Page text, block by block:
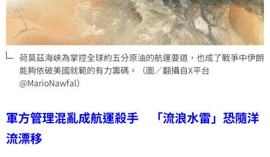
荷莫茲海峽為掌控全球約五分原油的航運要道，也成了戰爭中伊朗
能夠依破美國就範的有力籌碼。（圖／翻攝自X平台
@MarioNawfal）
軍方管理混亂成航運殺手 「流浪水雷」恐隨洋
流漂移